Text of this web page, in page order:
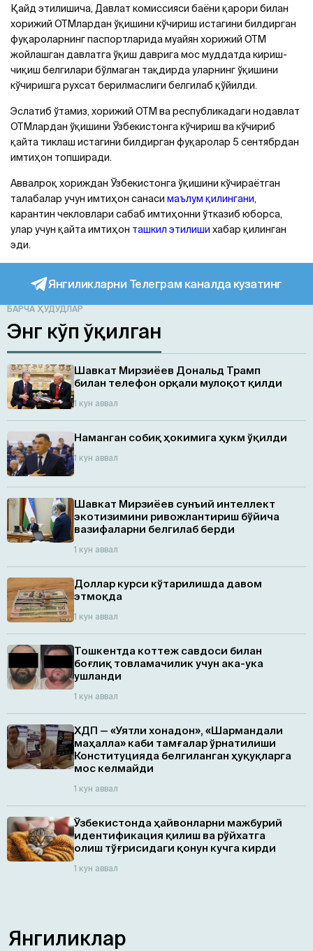
Қайд этилишича, Давлат комиссияси баёни қарори билан
хорижий ОТМлардан ўқишини кўчириш истагини билдирган
фуқароларнинг паспортларида муайян хорижий ОТМ
жойлашган давлатга ўқиш даврига мос муддатда кириш-
чиқиш белгилари бўлмаган тақдирда уларнинг ўқишини
кўчиришга рухсат берилмаслиги белгилаб қўйилди.
Эслатиб ўтамиз, хорижий ОТМ ва республикадаги нодавлат
ОТМлардан ўқишини Ўзбекистонга кўчириш ва кўчириб
қайта тиклаш истагини билдирган фуқаролар 5 сентябрдан
имтиҳон топширади.
Аввалроқ хориждан Ўзбекистонга ўқишини кўчираётган
талабалар учун имтиҳон санаси маълум қилингани,
карантин чекловлари сабаб имтиҳонни ўтказиб юборса,
улар учун қайта имтиҳон ташкил этилиши хабар қилинган
эди.
Янгиликларни Телеграм каналда кузатинг
БАРЧА ҲУДУДЛАР
Энг кўп ўқилган
Шавкат Мирзиёев Дональд Трамп
билан телефон орқали мулоқот қилди
1 кун аввал
Наманган собиқ ҳокимига ҳукм ўқилди
1 кун аввал
Шавкат Мирзиёев сунъий интеллект
экотизимини ривожлантириш бўйича
вазифаларни белгилаб берди
1 кун аввал
Доллар курси кўтарилишда давом
этмоқда
1 кун аввал
Тошкентда коттеж савдоси билан
боғлиқ товламачилик учун ака-ука
ушланди
1 кун аввал
ХДП — «Уятли хонадон», «Шармандали
маҳалла» каби тамғалар ўрнатилиши
Конституцияда белгиланган ҳуқуқларга
мос келмайди
1 кун аввал
Ўзбекистонда ҳайвонларни мажбурий
идентификация қилиш ва рўйхатга
олиш тўғрисидаги қонун кучга кирди
1 кун аввал
Янгиликлар